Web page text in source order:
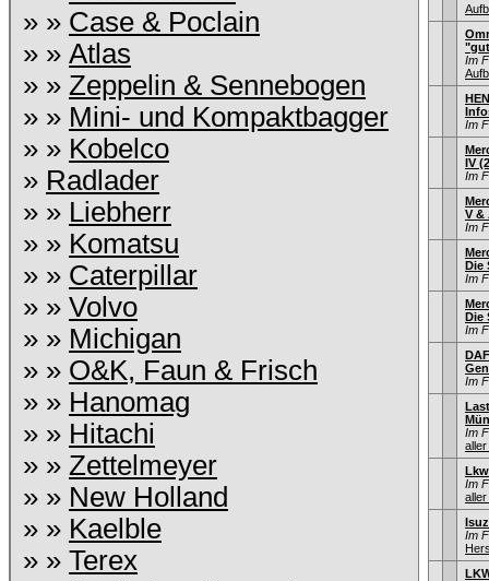
» » Case & Poclain
» » Atlas
» » Zeppelin & Sennebogen
» » Mini- und Kompaktbagger
» » Kobelco
» Radlader
» » Liebherr
» » Komatsu
» » Caterpillar
» » Volvo
» » Michigan
» » O&K, Faun & Frisch
» » Hanomag
» » Hitachi
» » Zettelmeyer
» » New Holland
» » Kaelble
» » Terex
Im
Im
IV
Im
V &
Im
Die
Im
Die
Im
Im
Im
aller
Im
aller
Im